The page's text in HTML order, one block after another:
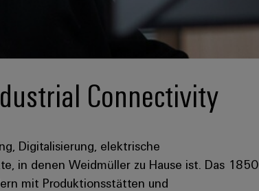
Connectivity
Digitalisierung, elektrische
in denen Weidmüller zu Hause ist. Das 1850
mit Produktionsstätten und